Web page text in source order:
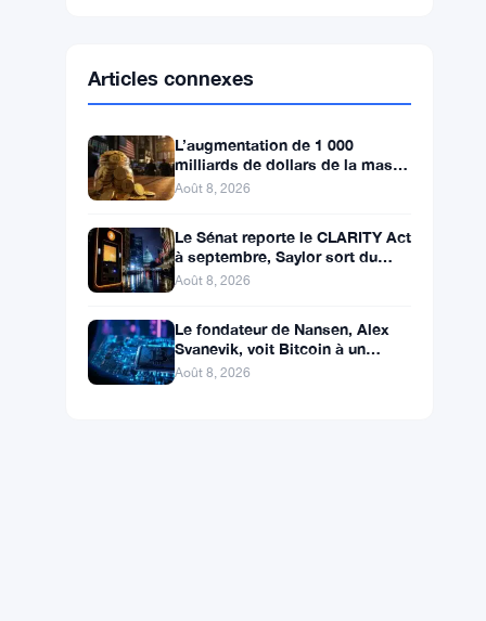
SolanaSOL $75.4546 ▲ +1.77%
XRPXRP $1.0408
L’augmentation de 1 000